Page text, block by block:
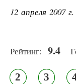
12 апреля 2007 г.
Рейтинг: 9.4
2 3